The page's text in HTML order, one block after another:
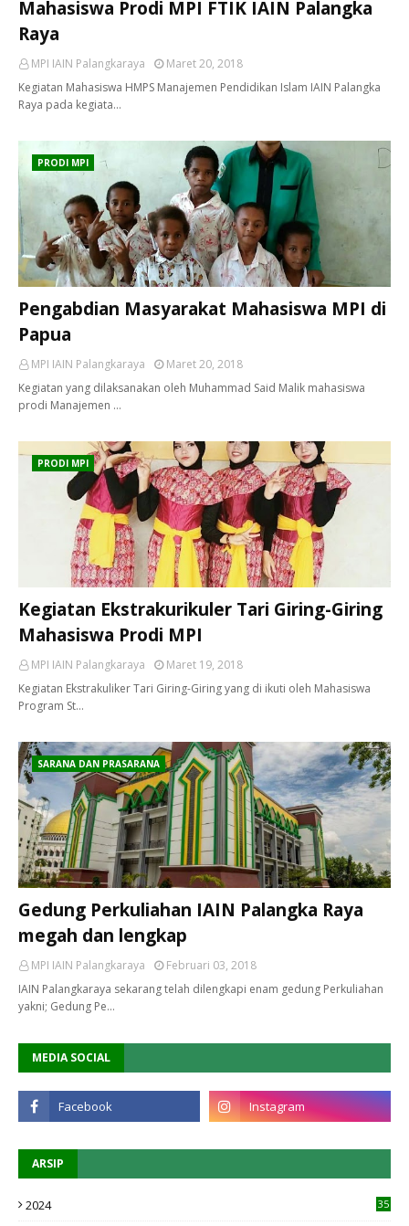
Mahasiswa Prodi MPI FTIK IAIN Palangka
Raya
MPI IAIN Palangkaraya
Maret 20, 2018
Kegiatan Mahasiswa HMPS Manajemen Pendidikan Islam IAIN Palangka
Raya pada kegiata…
PRODI MPI
Pengabdian Masyarakat Mahasiswa MPI di
Papua
MPI IAIN Palangkaraya
Maret 20, 2018
Kegiatan yang dilaksanakan oleh Muhammad Said Malik mahasiswa
prodi Manajemen …
PRODI MPI
Kegiatan Ekstrakurikuler Tari Giring-Giring
Mahasiswa Prodi MPI
MPI IAIN Palangkaraya
Maret 19, 2018
Kegiatan Ekstrakuliker Tari Giring-Giring yang di ikuti oleh Mahasiswa
Program St…
SARANA DAN PRASARANA
Gedung Perkuliahan IAIN Palangka Raya
megah dan lengkap
MPI IAIN Palangkaraya
Februari 03, 2018
IAIN Palangkaraya sekarang telah dilengkapi enam gedung Perkuliahan
yakni; Gedung Pe…
MEDIA SOCIAL
ARSIP
2024 35